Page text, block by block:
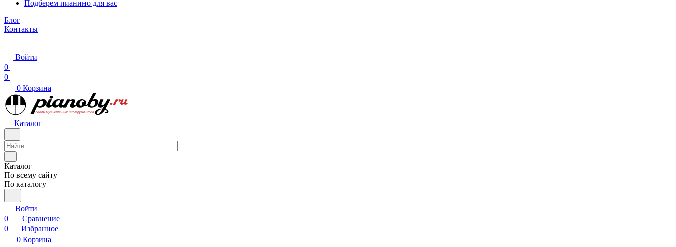
Подберем пианино для вас
Блог
Контакты
Войти
0
0
0 Корзина
Каталог
Каталог
По всему сайту
По каталогу
Войти
0
Сравнение
0
Избранное
0 Корзина